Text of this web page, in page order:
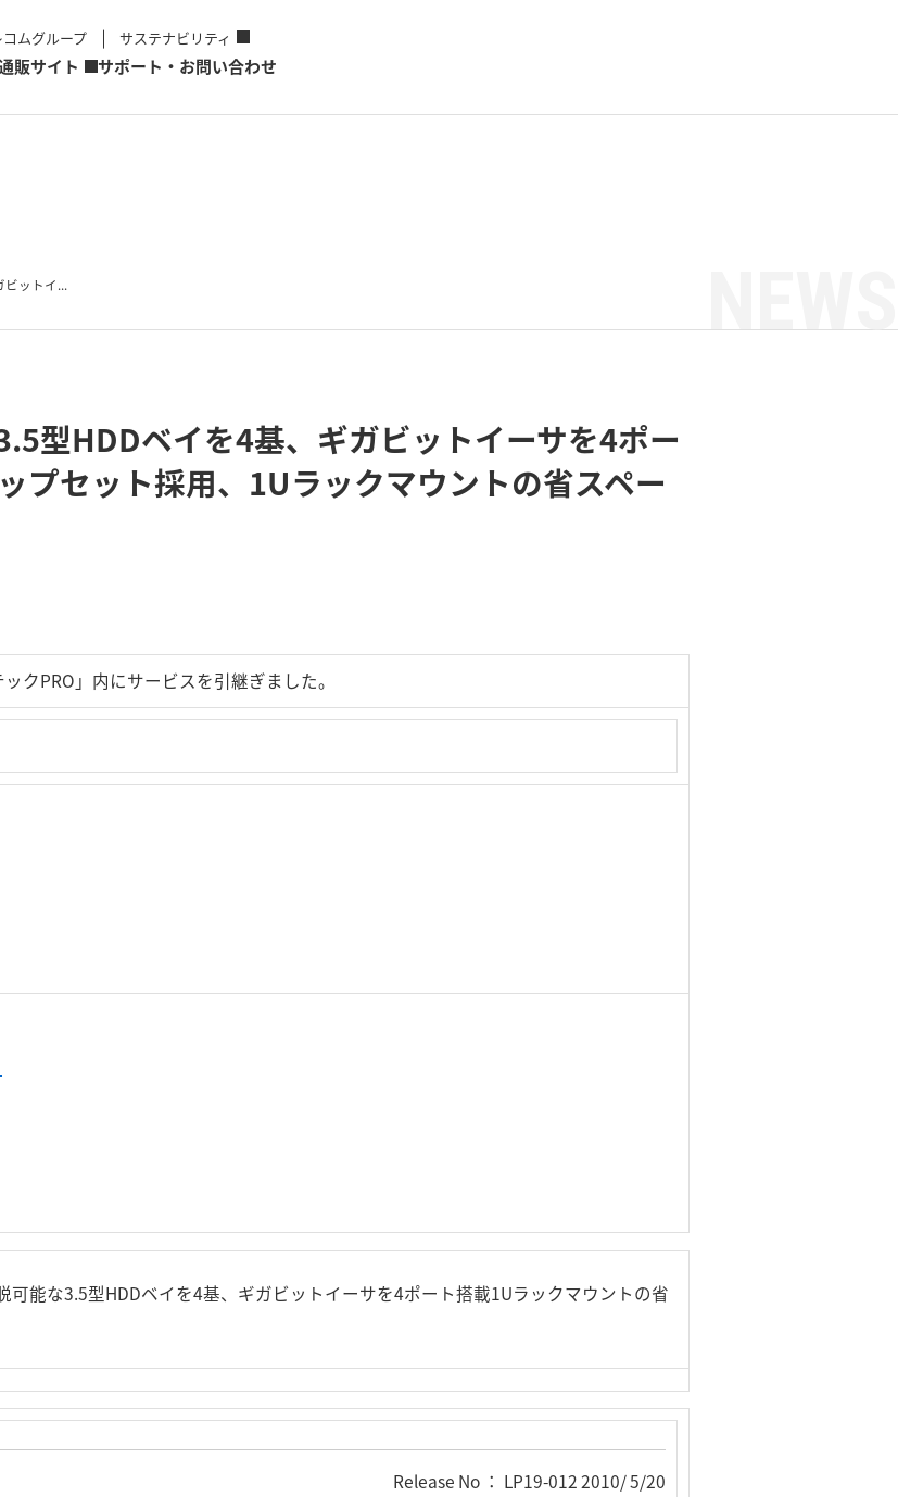
コムグループ サステナビリティ
販サイト サポート・お問い合わせ
ビットイ...
型HDDベイを4基、ギガビットイーサを4ポー
プセット採用、1Uラックマウントの省スペー
クPRO」内にサービスを引継ぎました。
能な3.5型HDDベイを4基、ギガビットイーサを4ポート搭載1Uラックマウントの省
Release No ： LP19-012 2010/ 5/20